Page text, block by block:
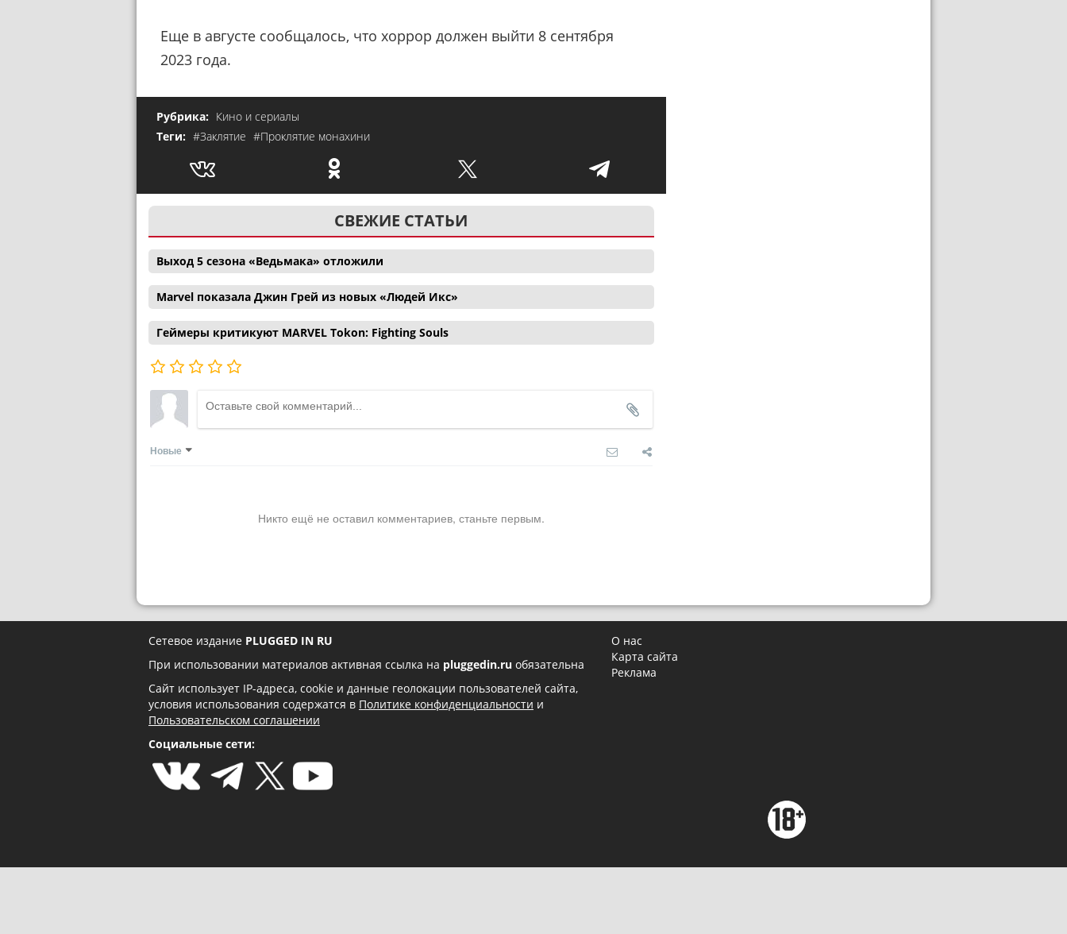
Еще в августе сообщалось, что хоррор должен выйти 8 сентября
2023 года.
Рубрика: Кино и сериалы
Теги: #Заклятие #Проклятие монахини
СВЕЖИЕ СТАТЬИ
Выход 5 сезона «Ведьмака» отложили
Marvel показала Джин Грей из новых «Людей Икс»
Геймеры критикуют MARVEL Tokon: Fighting Souls
Новые
Никто ещё не оставил комментариев, станьте первым.
Сетевое издание PLUGGED IN RU
При использовании материалов активная ссылка на pluggedin.ru обязательна
Сайт использует IP-адреса, cookie и данные геолокации пользователей сайта,
условия использования содержатся в Политике конфиденциальности и
Пользовательском соглашении
Социальные сети:
О нас
Карта сайта
Реклама